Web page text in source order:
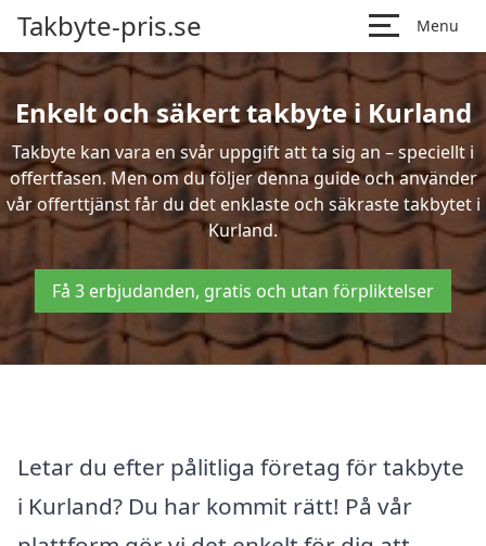
Takbyte-pris.se Menu
Enkelt och säkert takbyte i Kurland
Takbyte kan vara en svår uppgift att ta sig an – speciellt i
offertfasen. Men om du följer denna guide och använder
vår offerttjänst får du det enklaste och säkraste takbytet i
Kurland.
Få 3 erbjudanden, gratis och utan förpliktelser
Letar du efter pålitliga företag för takbyte
i Kurland? Du har kommit rätt! På vår